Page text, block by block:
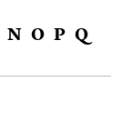
N O P Q